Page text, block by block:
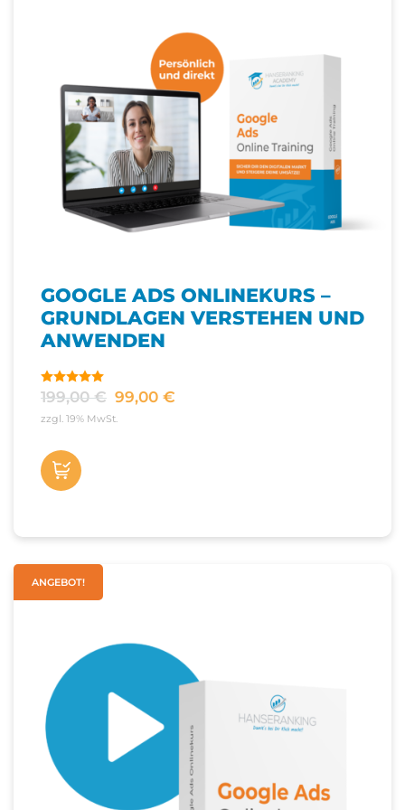
GOOGLE ADS ONLINEKURS –
GRUNDLAGEN VERSTEHEN UND
ANWENDEN
Bewertet
mit
von 5
199,00€ Ursprünglicher
Preis
99,00 €
zzgl. 19% MwSt.
Jetzt
kaufen
ANGEBOT!